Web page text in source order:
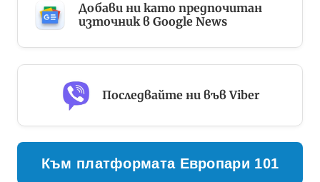
Добави ни като предпочитан
източник в Google News
Последвайте ни във Viber
Към платформата Европари 101